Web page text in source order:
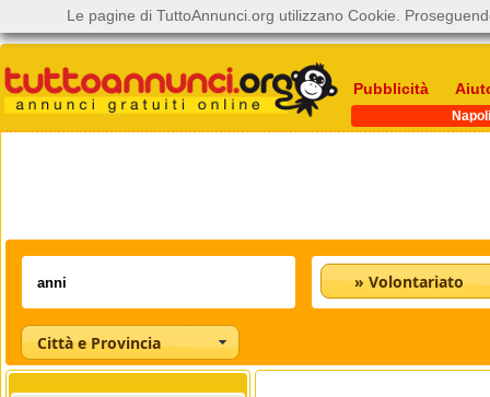
Pubblicità
Napoli
» Volontariato
Città e Provincia
Le pagine di TuttoAnnunci.org utilizzano Cookie.